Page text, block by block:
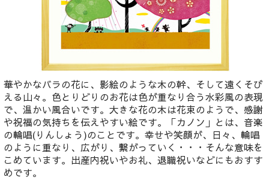
華やかなバラの花に、影絵のような木の幹、そして遠くそび
える山々。色とりどりのお花は色が重なり合う水彩風の表現
で、温かい風合いです。大きな花の木は花束のようで、感謝
や祝福の気持ちを伝えやすい絵です。「カノン」とは、音楽
の輪唱(りんしょう)のことです。幸せや笑顔が、日々、輪唱
のように重なり、広がり、繋がっていく・・・そんな意味を
こめています。出産内祝いやお礼、退職祝いなどにもおすす
めです。